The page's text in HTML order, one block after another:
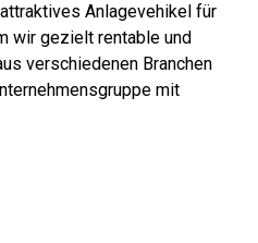
Anlagevehikel für
wir gezielt rentable und
verschiedenen Branchen
mit